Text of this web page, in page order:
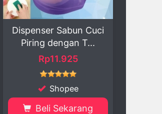
KUKE Alat Asah Pisau &
Gunting ...
Rp6.597
Shopee
Beli Sekarang